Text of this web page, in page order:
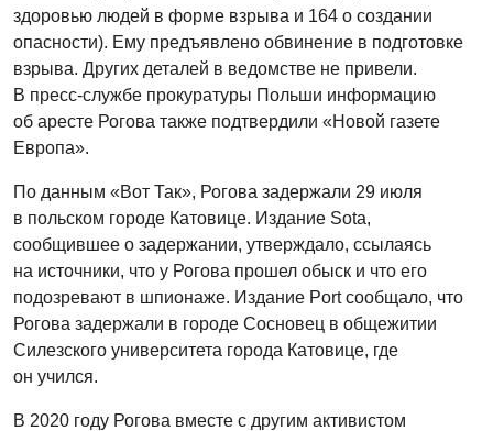
здоровью людей в форме взрыва и 164 о создании
опасности). Ему предъявлено обвинение в подготовке
взрыва. Других деталей в ведомстве не привели.
В пресс-службе прокуратуры Польши информацию
об аресте Рогова также подтвердили «Новой газете
Европа».
По данным «Вот Так», Рогова задержали 29 июля
в польском городе Катовице. Издание Sota,
сообщившее о задержании, утверждало, ссылаясь
на источники, что у Рогова прошел обыск и что его
подозревают в шпионаже. Издание Port сообщало, что
Рогова задержали в городе Сосновец в общежитии
Силезского университета города Катовице, где
он учился.
В 2020 году Рогова вместе с другим активистом